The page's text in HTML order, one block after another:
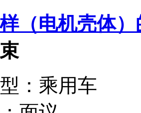
（电机壳体
： 乘用车